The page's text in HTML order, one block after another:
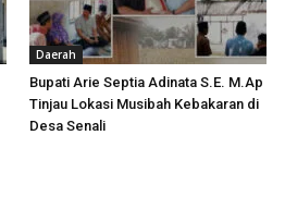
Daerah
Bupati Arie Septia Adinata S.E. M.Ap
Tinjau Lokasi Musibah Kebakaran di
Desa Senali